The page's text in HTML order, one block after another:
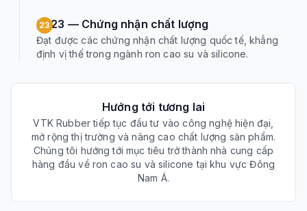
23
2023 — Chứng nhận chất lượng
Đạt được các chứng nhận chất lượng quốc tế, khẳng
định vị thế trong ngành ron cao su và silicone.
Hướng tới tương lai
VTK Rubber tiếp tục đầu tư vào công nghệ hiện đại,
mở rộng thị trường và nâng cao chất lượng sản phẩm.
Chúng tôi hướng tới mục tiêu trở thành nhà cung cấp
hàng đầu về ron cao su và silicone tại khu vực Đông
Nam Á.